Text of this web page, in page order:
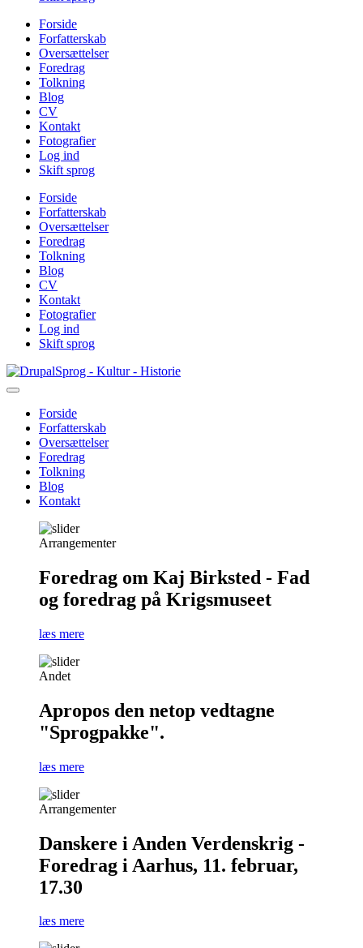
Forside
Forfatterskab
Oversættelser
Foredrag
Tolkning
Blog
CV
Kontakt
Fotografier
Log ind
Skift sprog
Forside
Forfatterskab
Oversættelser
Foredrag
Tolkning
Blog
CV
Kontakt
Fotografier
Log ind
Skift sprog
Gå
til
Sprog - Kultur - Historie
Primær
navigation
Forside
Forfatterskab
Oversættelser
Foredrag
Tolkning
Blog
Kontakt
Arrangementer
Foredrag om Kaj Birksted - Fad
og foredrag på Krigsmuseet
læs mere
Andet
Apropos den netop vedtagne
"Sprogpakke".
læs mere
Arrangementer
Danskere i Anden Verdenskrig -
Foredrag i Aarhus, 11. februar,
17.30
læs mere